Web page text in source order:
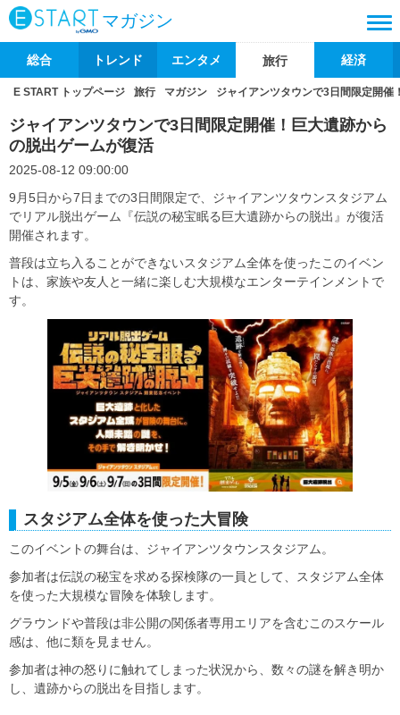
マガジン
総合 トレンド エンタメ 旅行 経済
E START トップページ 旅行 マガジン ジャイアンツタウンで3日間限定開催
ジャイアンツタウンで3日間限定開催！巨大遺跡から
の脱出ゲームが復活
2025-08-12 09:00:00
9月5日から7日までの3日間限定で、ジャイアンツタウンスタジアム
でリアル脱出ゲーム『伝説の秘宝眠る巨大遺跡からの脱出』が復活
開催されます。
普段は立ち入ることができないスタジアム全体を使ったこのイベン
トは、家族や友人と一緒に楽しむ大規模なエンターテインメントで
す。
スタジアム全体を使った大冒険
このイベントの舞台は、ジャイアンツタウンスタジアム。
参加者は伝説の秘宝を求める探検隊の一員として、スタジアム全体
を使った大規模な冒険を体験します。
グラウンドや普段は非公開の関係者専用エリアを含むこのスケール
感は、他に類を見ません。
参加者は神の怒りに触れてしまった状況から、数々の謎を解き明か
し、遺跡からの脱出を目指します。